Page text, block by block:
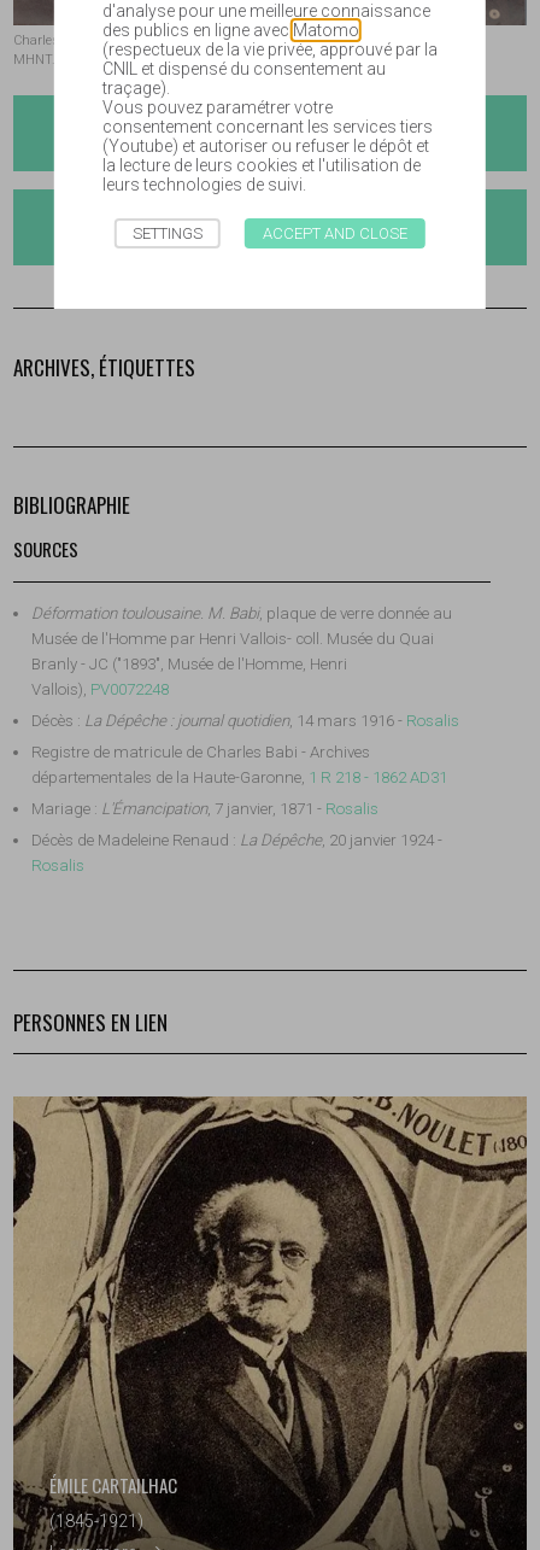
Charles Babi par Trutat, prise de vue c.1895 - coll. muséum,
MHNT.PHa.TIR.POT.04.03a
PHOTOGRAPHY
NATURAL SCIENCES
ARCHIVES, ÉTIQUETTES
BIBLIOGRAPHIE
SOURCES
Déformation toulousaine. M. Babi, plaque de verre donnée au
Musée de l'Homme par Henri Vallois- coll. Musée du Quai
Branly - JC ("1893", Musée de l'Homme, Henri
Vallois), PV0072248
Décès : La Dépêche : journal quotidien, 14 mars 1916 - Rosalis
Registre de matricule de Charles Babi - Archives
départementales de la Haute-Garonne, 1 R 218 - 1862 AD31
Mariage : L'Émancipation, 7 janvier, 1871 - Rosalis
Décès de Madeleine Renaud : La Dépêche, 20 janvier 1924 -
Rosalis
PERSONNES EN LIEN
ÉMILE CARTAILHAC
(1845-1921)
d'analyse pour une meilleure connaissance
des publics en ligne avecMatomo
(respectueux de la vie privée, approuvé par la
CNIL et dispensé du consentement au
traçage).
Vous pouvez paramétrer votre
consentement concernant les services tiers
(Youtube) et autoriser ou refuser le dépôt et
la lecture de leurs cookies et l'utilisation de
leurs technologies de suivi.
SETTINGS ACCEPT AND CLOSE